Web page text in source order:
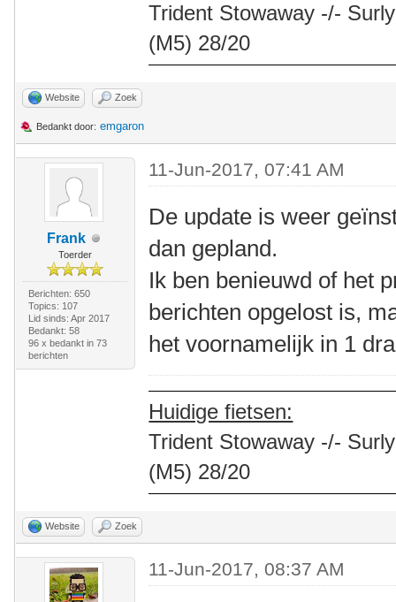
Trident Stowaway -/-
(M5) 28/20
Website Zoek
Bedankt door: emgaron
Frank
Toerder
Berichten: 650
Topics: 107
Lid sinds: Apr 2017
Bedankt: 58
96 x bedankt in 73
berichten
11-Jun-2017, 07:41 AM
De update is weer
dan gepland.
Ik ben benieuwd of het
berichten opgelost is,
het voornamelijk in 1
Huidige fietsen:
Trident Stowaway -/-
(M5) 28/20
Website Zoek
11-Jun-2017, 08:37 AM